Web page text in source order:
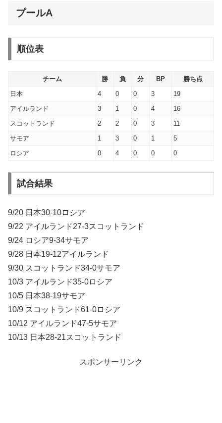
プールA
順位表
チーム 勝 負 分 BP
勝ち点
日本
4 0 0 3
19
アイルランド
3 1 0 4
16
スコットランド
2 2 0 3
11
サモア
1 3 0 1
5
ロシア
0 4 0 0 0
試合結果
9/20 日本30-10ロシア
9/22 アイルランド27-3スコットランド
9/24 ロシア9-34サモア
9/28 日本19-12アイルランド
9/30 スコットランド34-0サモア
10/3 アイルランド35-0ロシア
10/5 日本38-19サモア
10/9 スコットランド61-0ロシア
10/12 アイルランド47-5サモア
10/13 日本28-21スコットランド
スポンサーリンク